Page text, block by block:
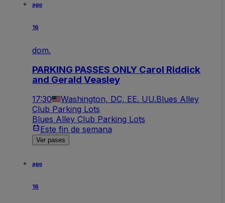
ago
16
dom.
PARKING PASSES ONLY Carol Riddick
and Gerald Veasley
17:30 Washington, DC, EE. UU.Blues Alley
Club Parking Lots
Blues Alley Club Parking Lots
Este fin de semana
Ver pases
ago
16